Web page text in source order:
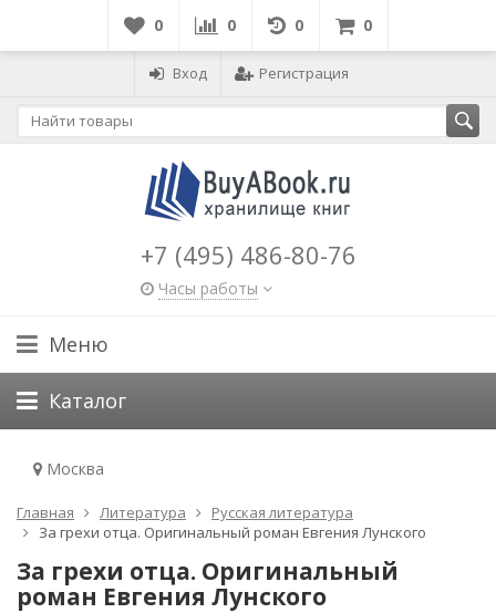
0 0 0 0
Вход Регистрация
+7 (495) 486-80-76
Часы работы
Меню
Каталог
Москва
Главная Литература
Русская литература
За грехи отца. Оригинальный роман Евгения Лунского
За грехи отца. Оригинальный
роман Евгения Лунского